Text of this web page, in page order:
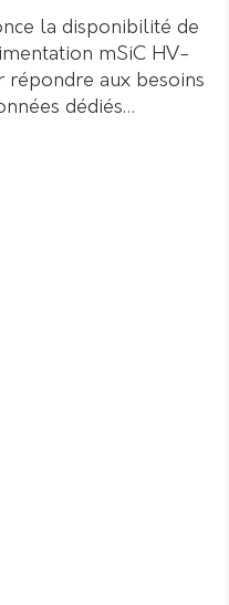
la disponibilité de
mSiC HV-
répondre aux besoins
dédiés…